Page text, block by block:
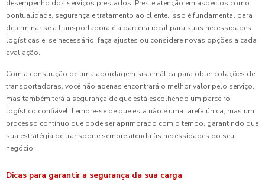
desempenho dos serviços prestados. Preste atenção em aspectos como
pontualidade, segurança e tratamento ao cliente. Isso é fundamental para
determinar se a transportadora é a parceira ideal para suas necessidades
logísticas e, se necessário, faça ajustes ou considere novas opções a cada
avaliação.
Com a construção de uma abordagem sistemática para obter cotações de
transportadoras, você não apenas encontrará o melhor valor pelo serviço,
mas também terá a segurança de que está escolhendo um parceiro
logístico confiável. Lembre-se de que esta não é uma tarefa única, mas um
processo contínuo que pode ser aprimorado com o tempo, garantindo que
sua estratégia de transporte sempre atenda às necessidades do seu
negócio.
Dicas para garantir a segurança da sua carga